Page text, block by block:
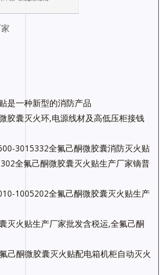
是一种新型的消防产品
胶囊灭火环,电源线材及高低压柜接钱
3015332全氟己酮微胶囊消防灭火贴
全氟己酮微胶囊灭火贴生产厂家镝普
1005202全氟己酮微胶囊灭火贴生产
灭火贴生产厂家批发含税运,全氟己酮
己酮微胶囊灭火贴配电箱机柜自动灭火